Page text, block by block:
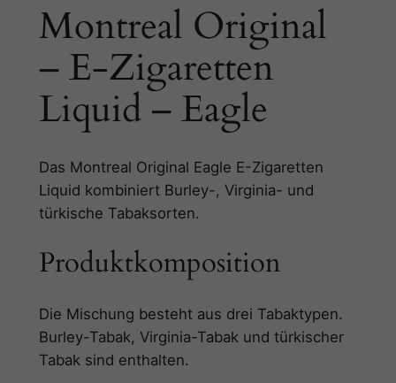
E
-
Z
g
a
r
t
n
L
Montreal Original
– E-Zigaretten
Liquid – Eagle
Das Montreal Original Eagle E-Zigaretten
Liquid kombiniert Burley-, Virginia- und
türkische Tabaksorten.
Produktkomposition
Die Mischung besteht aus drei Tabaktypen.
Burley-Tabak, Virginia-Tabak und türkischer
Tabak sind enthalten.